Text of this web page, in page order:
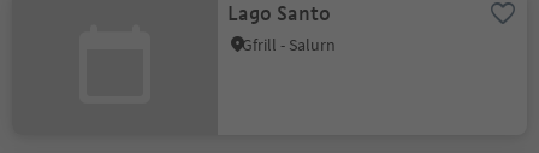
Lago Santo
Gfrill - Salurn